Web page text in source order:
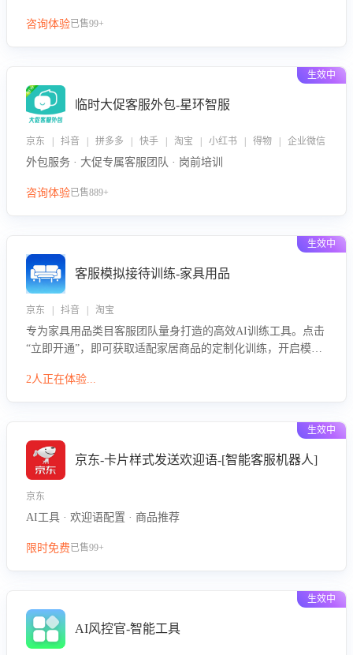
咨询体验已售99+
生效中
临时大促客服外包-星环智服
京东 | 抖音 | 拼多多 | 快手 | 淘宝 | 小红书 | 得物 | 企业微信
外包服务 · 大促专属客服团队 · 岗前培训
咨询体验已售889+
生效中
客服模拟接待训练-家具用品
京东 | 抖音 | 淘宝
专为家具用品类目客服团队量身打造的高效AI训练工具。点击
“立即开通”，即可获取适配家居商品的定制化训练，开启模拟
参数咨询等高频场景下的专业应对能力。
2人正在体验...
生效中
京东-卡片样式发送欢迎语-[智能客服机器人]
京东
AI工具 · 欢迎语配置 · 商品推荐
限时免费已售99+
生效中
AI风控官-智能工具